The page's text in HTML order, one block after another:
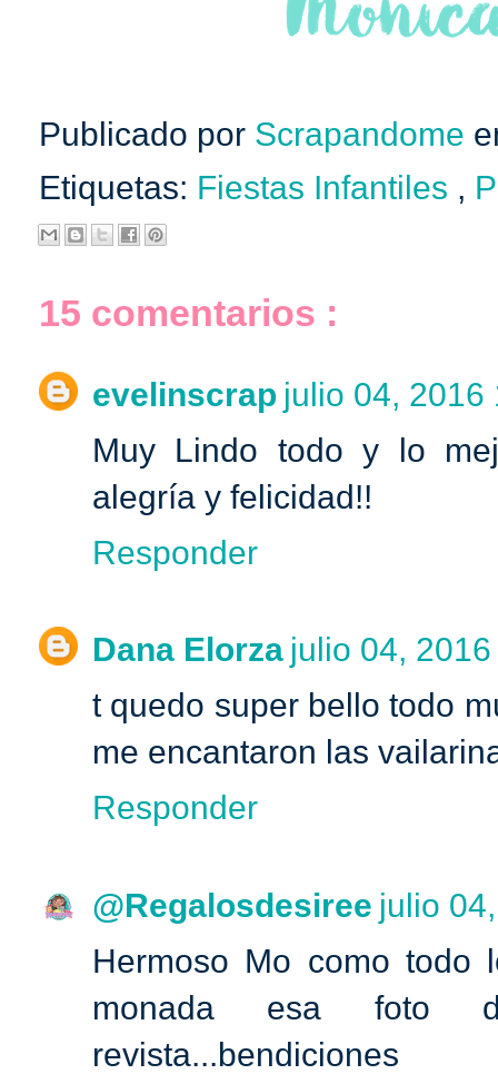
Publicado por Scrapandome
Etiquetas: Fiestas Infantiles ,
15 comentarios :
evelinscrap julio 04, 2016
Muy Lindo todo y lo
alegría y felicidad!!
Responder
Dana Elorza julio 04,
t quedo super bello todo
me encantaron las
Responder
@Regalosdesiree julio
Hermoso Mo como todo
monada esa foto
revista...bendiciones